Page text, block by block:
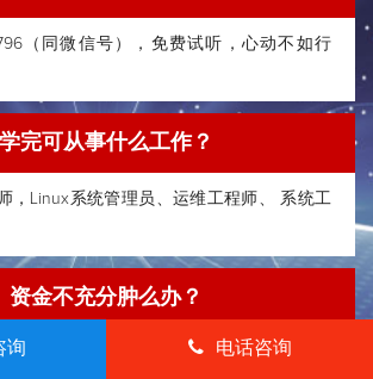
（同微信号），免费试听，心动不如行
学完可从事什么工作？
，Linux系统管理员、运维工程师、 系统工
资金不充分肿么办？
先学技术后付款，兜里有证有技术心里不慌
询 电话咨询